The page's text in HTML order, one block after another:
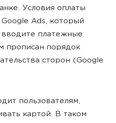
Условия оплаты
Ads, который
платежные
прописан порядок
сторон (Google
пользователям,
картой. В таком